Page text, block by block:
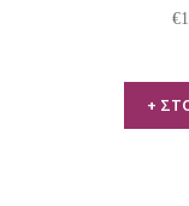
€
+